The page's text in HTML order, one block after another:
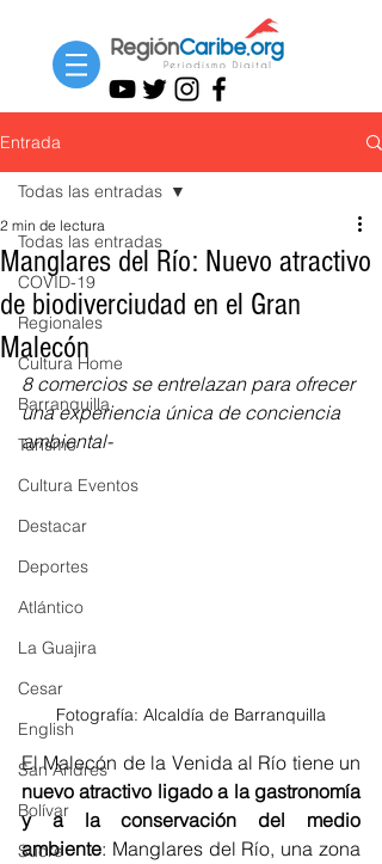
Entrada
Todas las entradas
COVID-19
Regionales
Cultura Home
Barranquilla
Turismo
Cultura Eventos
Destacar
Deportes
Atlántico
La Guajira
Cesar
English
San Andres
Bolívar
Sucre
Todas las entradas
Manglares del Río: Nuevo atractivo
de biodiverciudad en el Gran
Malecón
2 min de lectura
8 comercios se entrelazan para ofrecer
una experiencia única de conciencia
ambiental-
Fotografía: Alcaldía de Barranquilla
nuevo atractivo ligado a la gastronomía
y a la conservación del medio
ambiente: Manglares del Río, una zona